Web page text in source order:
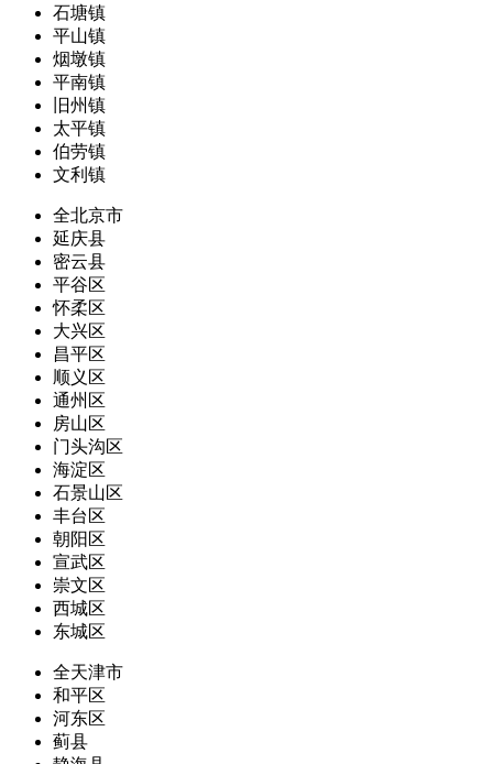
石塘镇
平山镇
烟墩镇
平南镇
旧州镇
太平镇
伯劳镇
文利镇
全北京市
延庆县
密云县
平谷区
怀柔区
大兴区
昌平区
顺义区
通州区
房山区
门头沟区
海淀区
石景山区
丰台区
朝阳区
宣武区
崇文区
西城区
东城区
全天津市
和平区
河东区
蓟县